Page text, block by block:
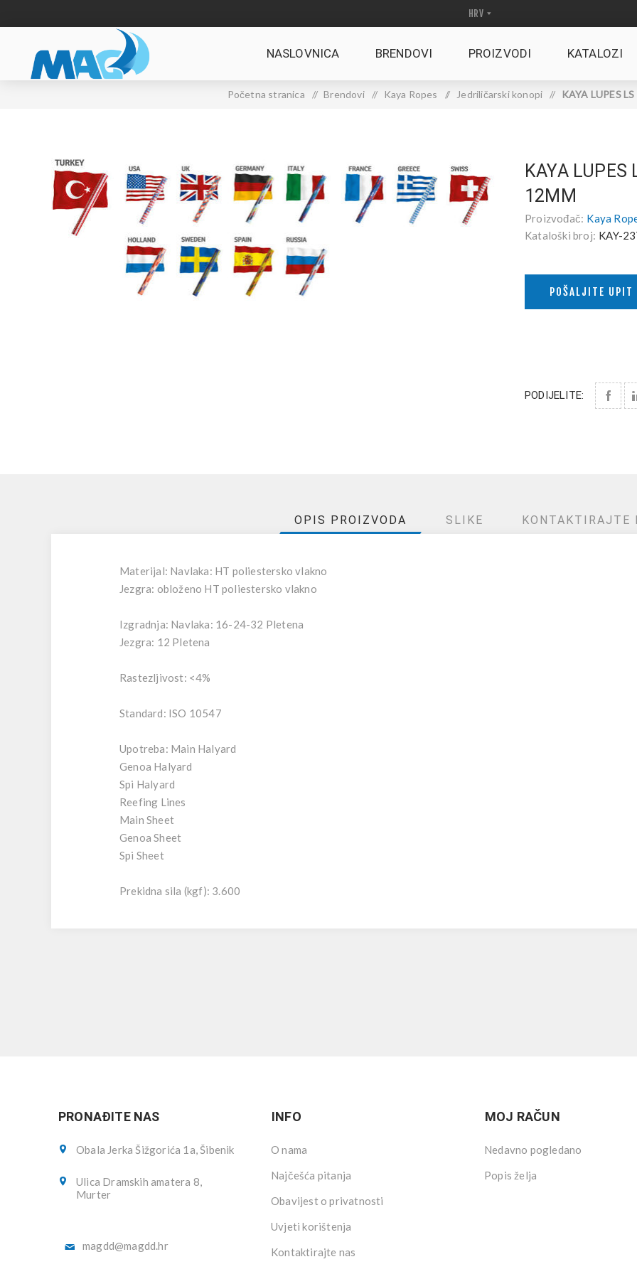
NASLOVNICA BRENDOVI PROIZVODI KATALOZI
Početna stranica / Brendovi / Kaya Ropes / Jedriličarski konopi / KAYA LUPES
KAYA LUPES
12MM
Proizvođač: Kaya
Kataloški broj: KAY-
POŠALJITE UPIT
PODIJELITE:
OPIS PROIZVODA SLIKE KONTAKTIRAJTE
Materijal: Navlaka: HT poliestersko vlakno
Jezgra: obloženo HT poliestersko vlakno
Izgradnja: Navlaka: 16-24-32 Pletena
Jezgra: 12 Pletena
Rastezljivost: <4%
Standard: ISO 10547
Upotreba: Main Halyard
Genoa Halyard
Spi Halyard
Reefing Lines
Main Sheet
Genoa Sheet
Spi Sheet
Prekidna sila (kgf): 3.600
PRONAĐITE NAS
Obala Jerka Šižgorića 1a, Šibenik
Ulica Dramskih amatera 8,
Murter
magdd@magdd.hr
INFO
O nama
Najčešća pitanja
Obavijest o privatnosti
Uvjeti korištenja
Kontaktirajte nas
MOJ RAČUN
Nedavno pogledano
Popis želja